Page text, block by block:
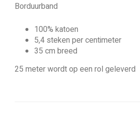
Borduurband
100% katoen
5,4 steken per centimeter
35 cm breed
25 meter wordt op een rol geleverd